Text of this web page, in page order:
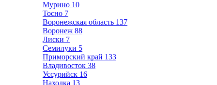
Мурино 10
Тосно 7
Воронежская область 137
Воронеж 88
Лиски 7
Семилуки 5
Приморский край 133
Владивосток 38
Уссурийск 16
Находка 13